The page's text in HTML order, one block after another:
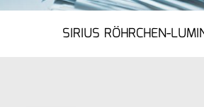
SIRIUS RÖHRCHEN-